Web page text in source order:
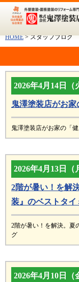
HOME > スタッフブログ
2026年4月14日（
鬼澤塗装店がお
鬼澤塗装店がお家の「
2026年4月13日（
2階が暑い！を解
装』のベストタイ
2階が暑い！を解決。夏
グ
2026年4月10日（